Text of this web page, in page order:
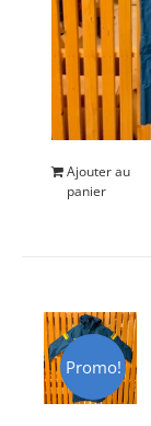
Ajouter au
panier
Promo!